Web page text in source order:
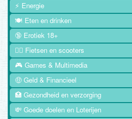
⚡ Energie
🍽️ Eten en drinken
🔞 Erotiek 18+
🚴‍♂️ Fietsen en scooters
🎮 Games & Multimedia
🤑 Geld & Financieel
🏥 Gezondheid en verzorging
💸 Goede doelen en Loterijen